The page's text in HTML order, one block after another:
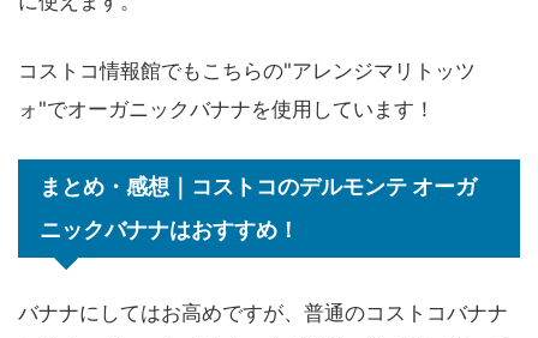
コストコ情報館でもこちらの"アレンジマリトッツ
ォ"でオーガニックバナナを使用しています！
まとめ・感想｜コストコのデルモンテ オーガ
ニックバナナはおすすめ！
バナナにしてはお高めですが、普通のコストコバナナ